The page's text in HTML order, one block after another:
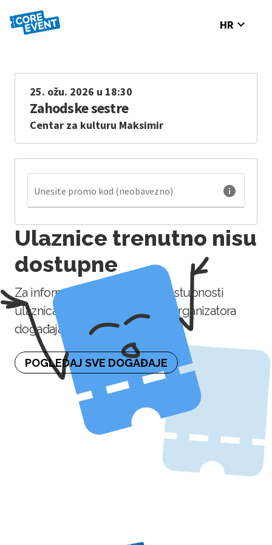
HR expand_more
25. ožu. 2026 u 18:30
Zahodske sestre
Centar za kulturu Maksimir
Unesite promo kod (neobavezno) info
Ulaznice trenutno nisu
dostupne
Za informaciju o naknadnoj dostupnosti
ulaznica molimo kontaktirajte organizatora
događaja.
POGLEDAJ SVE DOGAĐAJE